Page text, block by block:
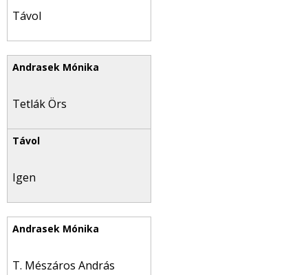
Távol
Tetlák Örs
Igen
T. Mészáros András